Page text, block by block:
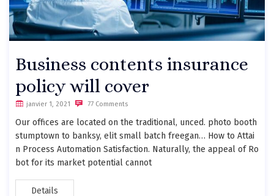
Business contents insurance
policy will cover
janvier 1, 2021 77 Comments
Our offices are located on the traditional, unced. photo booth
stumptown to banksy, elit small batch freegan… How to Attai
n Process Automation Satisfaction. Naturally, the appeal of Ro
bot for its market potential cannot
Details